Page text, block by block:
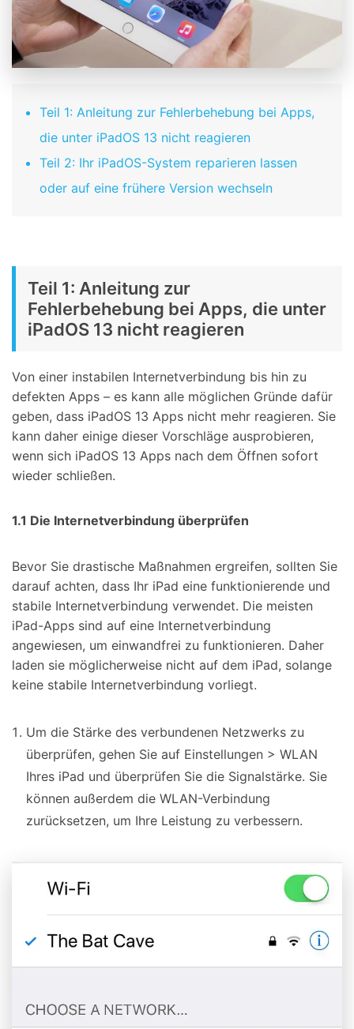
Teil 1: Anleitung zur Fehlerbehebung bei Apps,
die unter iPadOS 13 nicht reagieren
Teil 2: Ihr iPadOS-System reparieren lassen
oder auf eine frühere Version wechseln
Teil 1: Anleitung zur
Fehlerbehebung bei Apps, die unter
iPadOS 13 nicht reagieren
Von einer instabilen Internetverbindung bis hin zu
defekten Apps – es kann alle möglichen Gründe dafür
geben, dass iPadOS 13 Apps nicht mehr reagieren. Sie
kann daher einige dieser Vorschläge ausprobieren,
wenn sich iPadOS 13 Apps nach dem Öffnen sofort
wieder schließen.
1.1 Die Internetverbindung überprüfen
Bevor Sie drastische Maßnahmen ergreifen, sollten Sie
darauf achten, dass Ihr iPad eine funktionierende und
stabile Internetverbindung verwendet. Die meisten
iPad-Apps sind auf eine Internetverbindung
angewiesen, um einwandfrei zu funktionieren. Daher
laden sie möglicherweise nicht auf dem iPad, solange
keine stabile Internetverbindung vorliegt.
Um die Stärke des verbundenen Netzwerks zu
überprüfen, gehen Sie auf Einstellungen > WLAN
Ihres iPad und überprüfen Sie die Signalstärke. Sie
können außerdem die WLAN-Verbindung
zurücksetzen, um Ihre Leistung zu verbessern.